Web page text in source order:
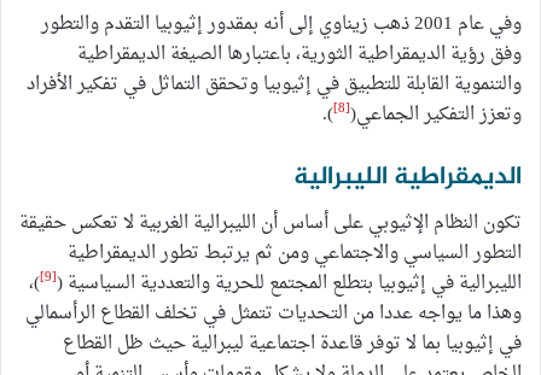
وفي عام 2001 ذهب زيناوي إلى أنه بمقدور إثيوبيا التقدم والتطور
وفق رؤية الديمقراطية الثورية، باعتبارها الصيغة الديمقراطية
والتنموية القابلة للتطبيق في إثيوبيا وتحقق التماثل في تفكير الأفراد
وتعزز التفكير الجماعي([8]
).
الديمقراطية الليبرالية
تكون النظام الإثيوبي على أساس أن الليبرالية الغربية لا تعكس حقيقة
التطور السياسي والاجتماعي ومن ثم يرتبط تطور الديمقراطية
الليبرالية في إثيوبيا بتطلع المجتمع للحرية والتعددية السياسية ([9] )،
وهذا ما يواجه عددا من التحديات تتمثل في تخلف القطاع الرأسمالي
في إثيوبيا بما لا توفر قاعدة اجتماعية ليبرالية حيث ظل القطاع